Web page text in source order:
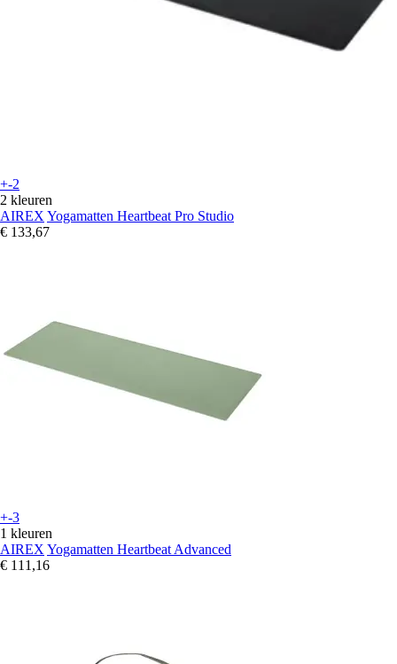
+-2
2 kleuren
AIREX Yogamatten Heartbeat Pro Studio
€ 133,67
+-3
1 kleuren
AIREX Yogamatten Heartbeat Advanced
€ 111,16